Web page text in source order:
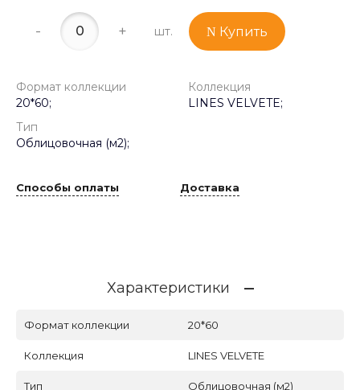
- + шт. Купить
Формат коллекции
20*60;
Коллекция
LINES VELVETE;
Тип
Облицовочная (м2);
Способы оплаты Доставка
Характеристики
Формат коллекции 20*60
Коллекция LINES VELVETE
Тип Облицовочная (м2)